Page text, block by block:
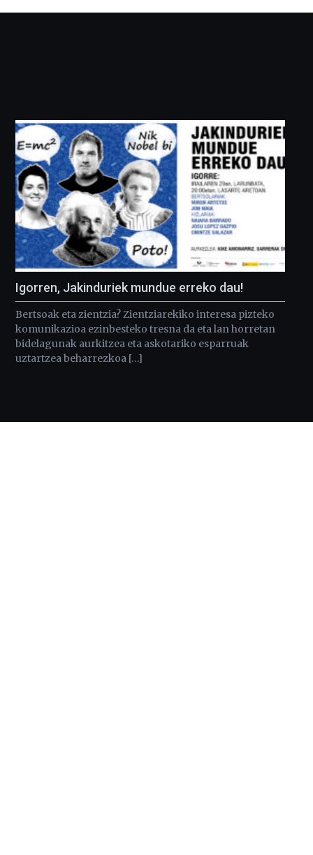
Igorren, Jakinduriek mundue erreko dau!
Bertsoak eta zientzia? Zientziarekiko interesa pizteko
komunikazioa ezinbesteko tresna da eta lan horretan
bidelagunak aurkitzea eta askotariko esparruak
uztartzea beharrezkoa […]